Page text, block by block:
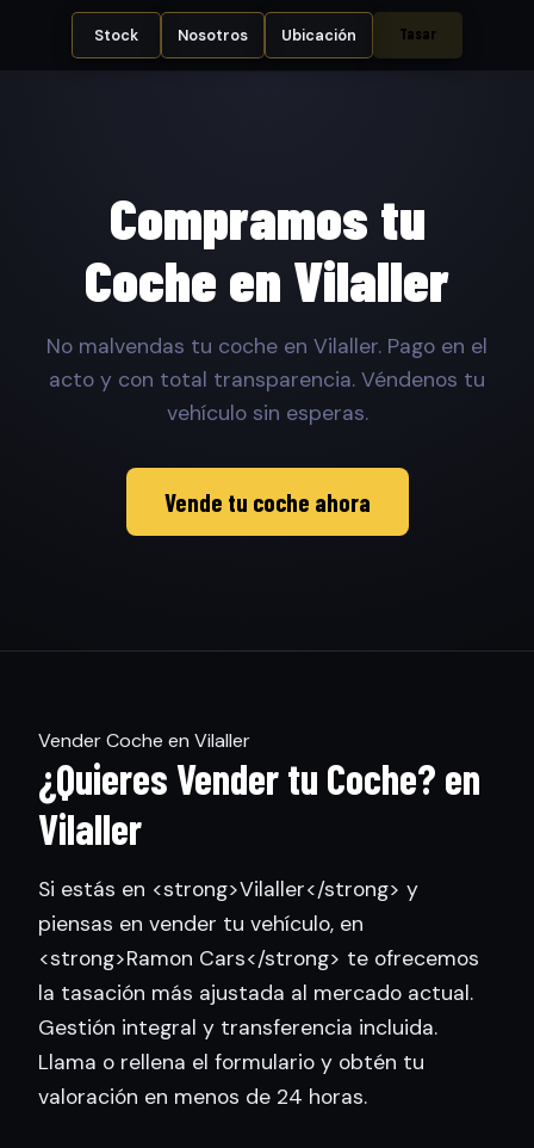
Stock Nosotros Ubicación Tasar
Compramos tu
Coche en Vilaller
No malvendas tu coche en Vilaller. Pago en el
acto y con total transparencia. Véndenos tu
vehículo sin esperas.
Vende tu coche ahora
Vender Coche en Vilaller
¿Quieres Vender tu Coche? en
Vilaller
Si estás en <strong>Vilaller</strong> y
piensas en vender tu vehículo, en
<strong>Ramon Cars</strong> te ofrecemos
la tasación más ajustada al mercado actual.
Gestión integral y transferencia incluida.
Llama o rellena el formulario y obtén tu
valoración en menos de 24 horas.